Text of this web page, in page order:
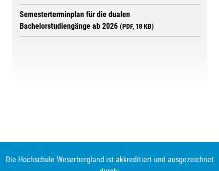
Semesterterminplan für die dualen
Bachelorstudiengänge ab 2026 (PDF, 18 KB)
Die Hochschule Weserbergland ist akkreditiert und ausgezeichnet